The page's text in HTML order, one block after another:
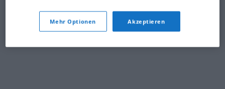
Mehr Optionen Akzeptieren